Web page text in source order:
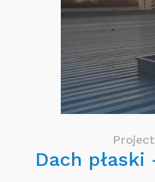
Project
Dach